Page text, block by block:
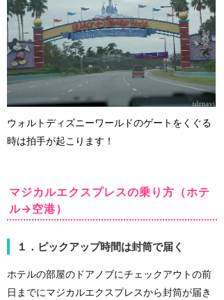
ウォルトディズニーワールドのゲートをくぐる
時は拍手が起こります！
マジカルエクスプレスの乗り方（ホテ
ル→空港）
１．ピックアップ時間は封筒で届く
ホテルの部屋のドアノブにチェックアウトの前
日までにマジカルエクスプレスから封筒が届き